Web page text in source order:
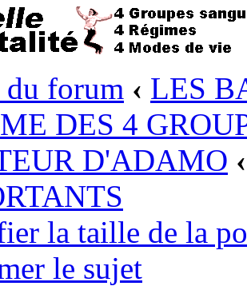
forum ‹ LES
DES 4
D'ADAMO ‹
la taille de la
le sujet